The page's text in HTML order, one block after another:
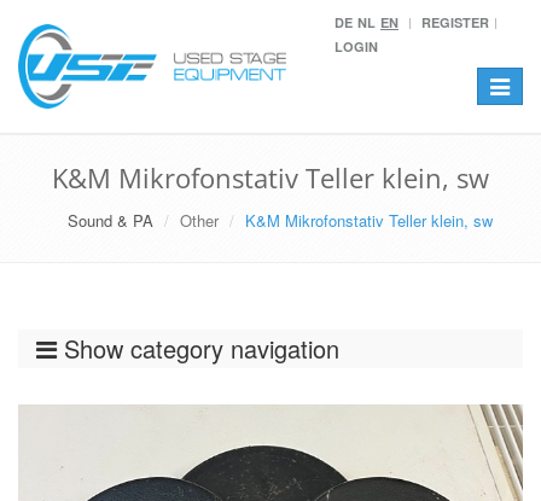
DE NL EN
REGISTER
LOGIN
Toggle
K&M Mikrofonstativ Teller klein, sw
Sound & PA Other K&M Mikrofonstativ Teller klein, sw
Show category navigation